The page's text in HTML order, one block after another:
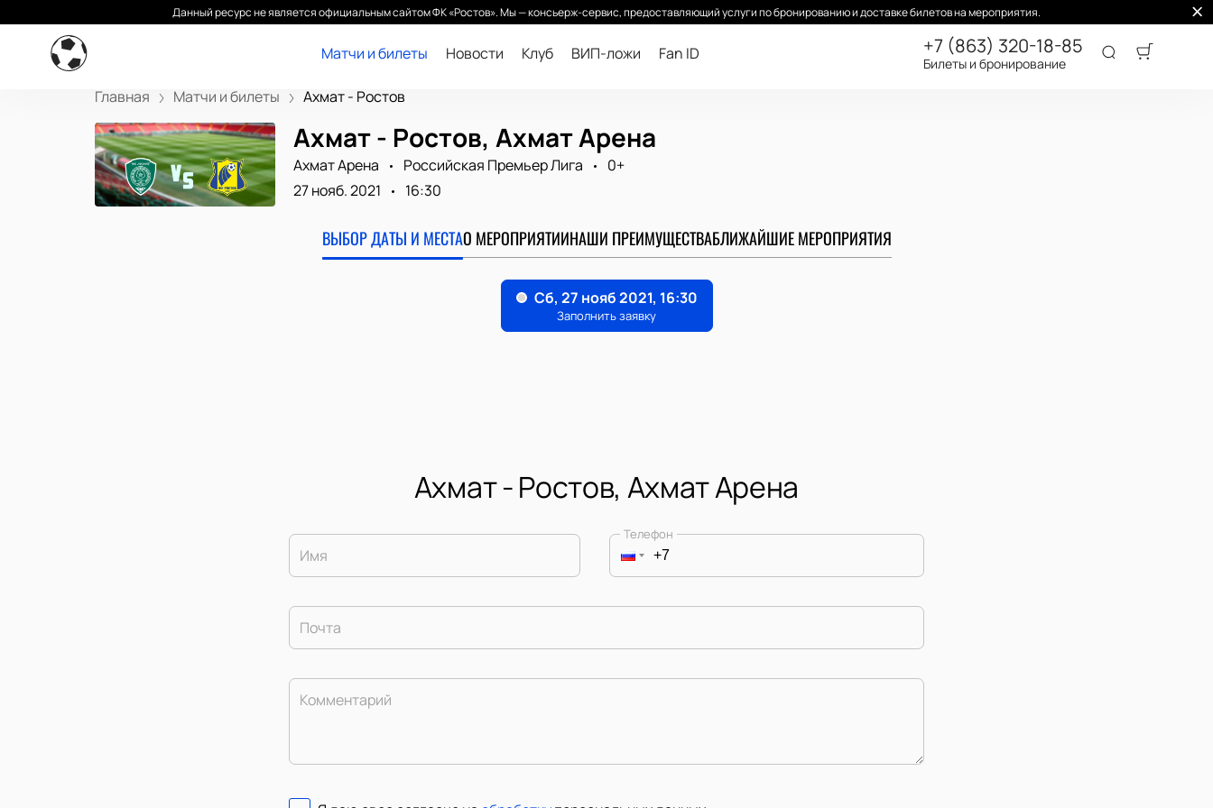
Данный ресурс не является официальным сайтом ФК «Ростов». Мы — консьерж-сервис, предоставляющий услуги по бронированию и доставке билетов на мероприятия.
Матчи и билеты Новости Клуб ВИП-ложи Fan ID +7 (863) 320-18-85
Билеты и бронирование
Главная Матчи и билеты Ахмат - Ростов
Ахмат - Ростов, Ахмат Арена
Ахмат Арена Российская Премьер Лига
0+
27 нояб. 2021
16:30
ВЫБОР ДАТЫ И МЕСТАО МЕРОПРИЯТИИНАШИ ПРЕИМУЩЕСТВАБЛИЖАЙШИЕ МЕРОПРИЯТИЯ
Ахмат - Ростов, Ахмат Арена
Имя
Телефон
Почта
Комментарий